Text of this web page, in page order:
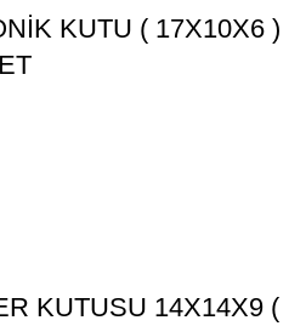
KUTU ( 17X10X6 )
KUTUSU 14X14X9 (